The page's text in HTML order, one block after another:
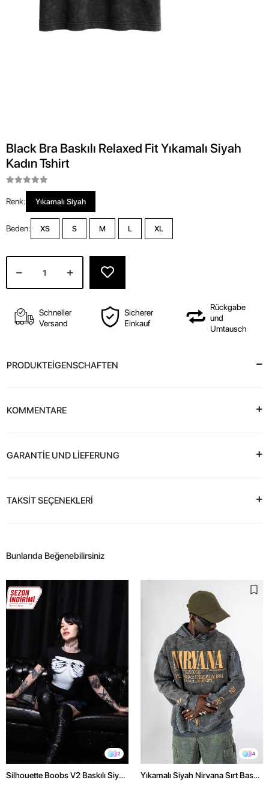
Black Bra Baskılı Relaxed Fit Yıkamalı Siyah
Kadın Tshirt
Renk: Yıkamalı Siyah
Beden: XS S M L XL
Schneller
Versand
Sicherer
Einkauf
Rückgabe
und
Umtausch
PRODUKTEİGENSCHAFTEN
KOMMENTARE
GARANTİE UND LİEFERUNG
TAKSİT SEÇENEKLERİ
Bunlarıda Beğenebilirsiniz
2
Silhouette Boobs V2 Baskılı Siyah
4
Yıkamalı Siyah Nirvana Sırt Baskılı